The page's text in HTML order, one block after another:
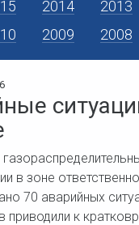
2014 2013
2009 2008
в зоне
70 аварийных
приводили к